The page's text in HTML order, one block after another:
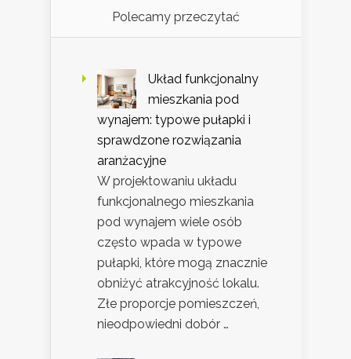
Polecamy przeczytać
Układ funkcjonalny
mieszkania pod
wynajem: typowe pułapki i
sprawdzone rozwiązania
aranżacyjne
W projektowaniu układu
funkcjonalnego mieszkania
pod wynajem wiele osób
często wpada w typowe
pułapki, które mogą znacznie
obniżyć atrakcyjność lokalu.
Złe proporcje pomieszczeń,
nieodpowiedni dobór …